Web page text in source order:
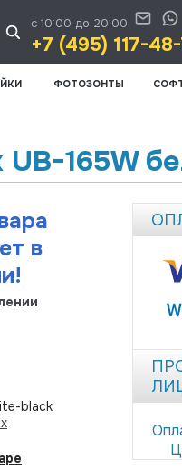
с 10:00 до 20:00
+7 (495) 117-
ФОТОЗОНТЫ
165W
в
black